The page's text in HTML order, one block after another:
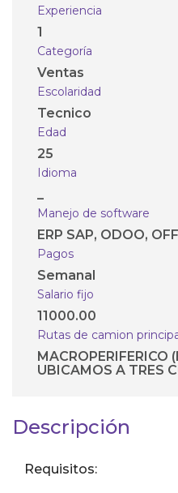
Experiencia
1
Categoría
Ventas
Escolaridad
Tecnico
Edad
25
Idioma
_
Manejo de software
ERP SAP, ODOO,
Pagos
Semanal
Salario fijo
11000.00
Rutas de camion
MACROPERIFERICO
UBICAMOS A TRES
Descripción
Requisitos: